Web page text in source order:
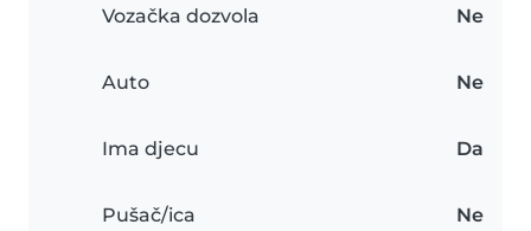
Vozačka dozvola Ne
Auto Ne
Ima djecu Da
Pušač/ica Ne